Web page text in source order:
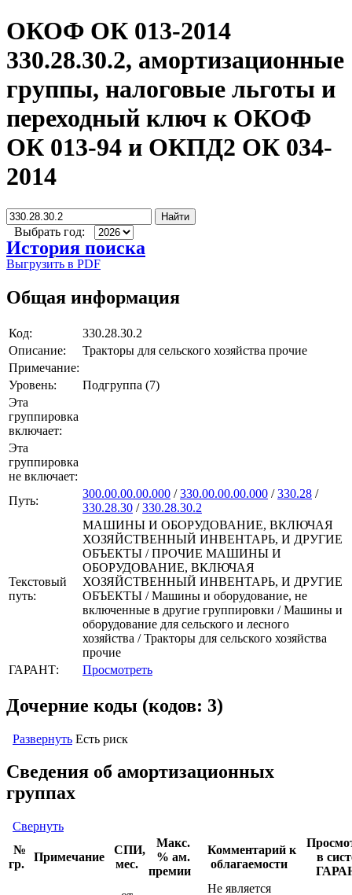
ОКОФ ОК 013-2014
330.28.30.2, амортизационные
группы, налоговые льготы и
переходный ключ к ОКОФ
ОК 013-94 и ОКПД2 ОК 034-
2014
Найти
Выбрать год:
История поиска
Выгрузить в PDF
Общая информация
Код:
330.28.30.2
Описание:
Тракторы для сельского хозяйства прочие
Примечание:
Уровень:
Подгруппа (7)
Эта
группировка
включает:
Эта
группировка
не включает:
Путь:
300.00.00.00.000 /330.00.00.00.000 /330.28 /
330.28.30 /330.28.30.2
Текстовый
путь:
МАШИНЫ И ОБОРУДОВАНИЕ, ВКЛЮЧАЯ
ХОЗЯЙСТВЕННЫЙ ИНВЕНТАРЬ, И ДРУГИЕ
ОБЪЕКТЫ / ПРОЧИЕ МАШИНЫ И
ОБОРУДОВАНИЕ, ВКЛЮЧАЯ
ХОЗЯЙСТВЕННЫЙ ИНВЕНТАРЬ, И ДРУГИЕ
ОБЪЕКТЫ / Машины и оборудование, не
включенные в другие группировки / Машины и
оборудование для сельского и лесного
хозяйства / Тракторы для сельского хозяйства
прочие
ГАРАНТ:
Просмотреть
Дочерние коды (кодов: 3)
Развернуть Есть риск
Сведения об амортизационных
группах
Свернуть
№
гр.
Примечание
СПИ,
мес.
Макс.
% ам.
премии
Комментарий к
облагаемости
в
Не является